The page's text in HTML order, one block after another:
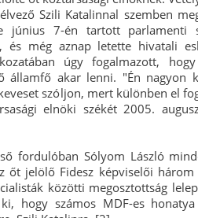
Szili Katalinnal szemben
június 7-én tartott parlamenti
és még aznap letette hivatali
úgy fogalmazott,
államfő akar lenni. "Én nagyon
szóljon, mert különben el
elnöki székét 2005.
fordulóban Sólyom László
őt jelölő Fidesz képviselői
közötti megosztottság
hogy számos MDF-es